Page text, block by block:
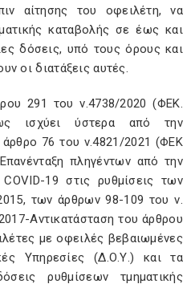
αίτησης του οφειλέτη, να
καταβολής σε έως και
δόσεις, υπό τους όρους και
οι διατάξεις αυτές.
291 του ν.4738/2020 (ΦΕΚ.
ισχύει ύστερα από την
άρθρο 76 του ν.4821/2021 (ΦΕΚ
πληγέντων από την
19 στις ρυθμίσεις των
των άρθρων 98-109 του ν.
Αντικατάσταση του άρθρου
με οφειλές βεβαιωμένες
Υπηρεσίες (Δ.Ο.Υ.) και τα
ρυθμίσεων τμηματικής